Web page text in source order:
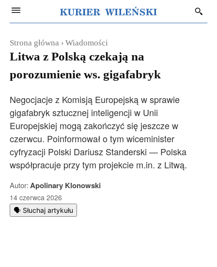
Strona główna Wiadomości
Litwa z Polską czekają na
porozumienie ws. gigafabryk
Negocjacje z Komisją Europejską w sprawie
gigafabryk sztucznej inteligencji w Unii
Europejskiej mogą zakończyć się jeszcze w
czerwcu. Poinformował o tym wiceminister
cyfryzacji Polski Dariusz Standerski — Polska
współpracuje przy tym projekcie m.in. z Litwą.
Autor:Apolinary Klonowski
14 czerwca 2026
🗣️ Słuchaj artykułu